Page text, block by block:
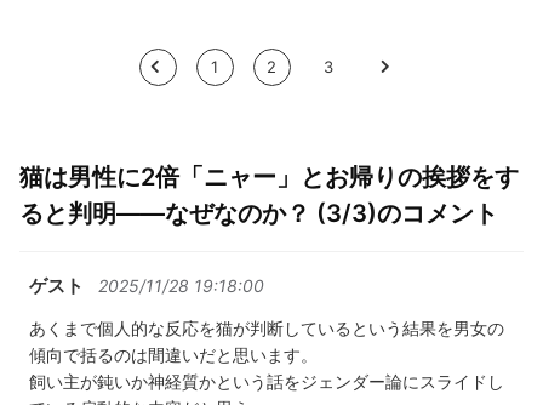
< 1 2 3 >
猫は男性に2倍「ニャー」とお帰りの挨拶をす
ると判明――なぜなのか？ (3/3)のコメント
ゲスト 2025/11/28 19:18:00
あくまで個人的な反応を猫が判断しているという結果を男女の
傾向で括るのは間違いだと思います。
飼い主が鈍いか神経質かという話をジェンダー論にスライドし